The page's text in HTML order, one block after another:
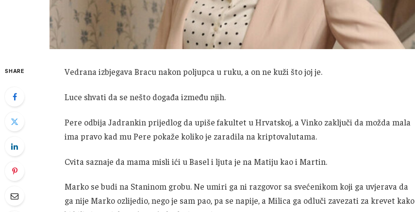
SHARE Vedrana izbjegava Bracu nakon poljupca u ruku, a on ne kuži što joj je.
Luce shvati da se nešto događa između njih.
Pere odbija Jadrankin prijedlog da upiše fakultet u Hrvatskoj, a Vinko zaključi da možda mala
ima pravo kad mu Pere pokaže koliko je zaradila na kriptovalutama.
Cvita saznaje da mama misli ići u Basel i ljuta je na Matiju kao i Martin.
Marko se budi na Staninom grobu. Ne umiri ga ni razgovor sa svećenikom koji ga uvjerava da
ga nije Marko ozlijedio, nego je sam pao, pa se napije, a Milica ga odluči zavezati za krevet kako